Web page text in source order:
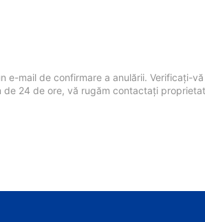
e-mail de confirmare a anulării. Verificați-
24 de ore, vă rugăm contactați